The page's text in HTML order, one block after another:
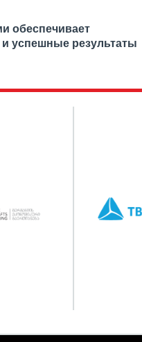
обеспечивает
успешные результаты